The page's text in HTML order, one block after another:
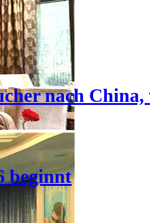
nach China,
beginnt